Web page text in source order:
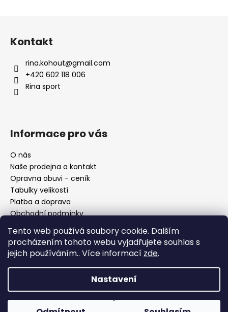
Tento web používá soubory cookie. Dalším
procházením tohoto webu vyjadřujete souhlas s
jejich používáním.. Více informací zde.
Nastavení
Kontakt
rina.kohout@gmail.com
+420 602 118 006
Rina sport
Informace pro vás
O nás
Naše prodejna a kontakt
Opravna obuvi - ceník
Tabulky velikostí
Platba a doprava
Obchodní podmínky
Ochrana osobních údajů
Reklamační řád
Moje objednávka
Facebook